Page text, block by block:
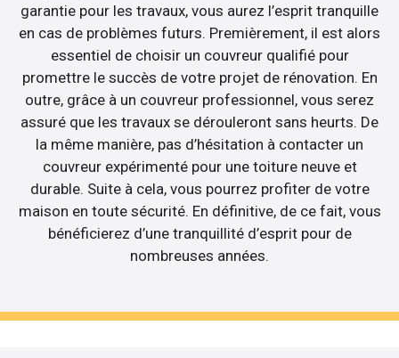
garantie pour les travaux, vous aurez l’esprit tranquille
en cas de problèmes futurs. Premièrement, il est alors
essentiel de choisir un couvreur qualifié pour
promettre le succès de votre projet de rénovation. En
outre, grâce à un couvreur professionnel, vous serez
assuré que les travaux se dérouleront sans heurts. De
la même manière, pas d’hésitation à contacter un
couvreur expérimenté pour une toiture neuve et
durable. Suite à cela, vous pourrez profiter de votre
maison en toute sécurité. En définitive, de ce fait, vous
bénéficierez d’une tranquillité d’esprit pour de
nombreuses années.